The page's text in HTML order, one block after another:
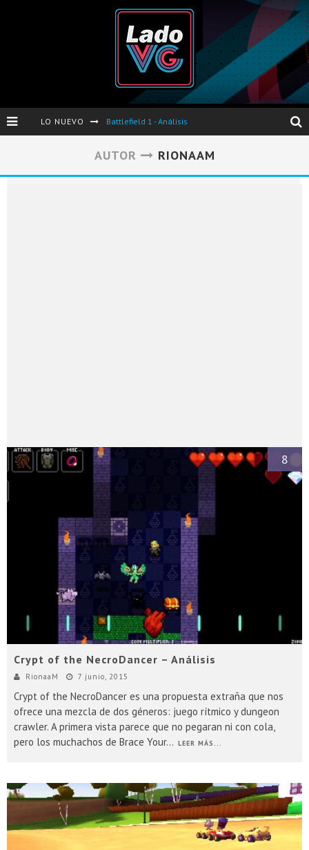
LO NUEVO Battlefield 1 - Análisis
Pro Evolution Soccer 2017 - Análisis
AUTOR RIONAAM
8
Crypt of the NecroDancer – Análisis
RionaaM 7 junio, 2015
Crypt of the NecroDancer es una propuesta extraña que nos
ofrece una mezcla de dos géneros: juego rítmico y dungeon
crawler. A primera vista parece que no pegaran ni con cola,
pero los muchachos de Brace Your... LEER MÁS...